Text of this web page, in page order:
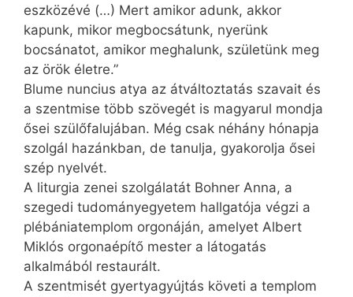
eszközévé (…) Mert amikor adunk, akkor
kapunk, mikor megbocsátunk, nyerünk
bocsánatot, amikor meghalunk, születünk meg
az örök életre.”
Blume nuncius atya az átváltoztatás szavait és
a szentmise több szövegét is magyarul mondja
ősei szülőfalujában. Még csak néhány hónapja
szolgál hazánkban, de tanulja, gyakorolja ősei
szép nyelvét.
A liturgia zenei szolgálatát Bohner Anna, a
szegedi tudományegyetem hallgatója végzi a
plébániatemplom orgonáján, amelyet Albert
Miklós orgonaépítő mester a látogatás
alkalmából restaurált.
A szentmisét gyertyagyújtás követi a templom